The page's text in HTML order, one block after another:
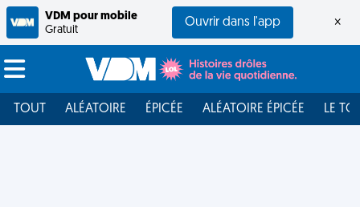
VDM pour mobile
Gratuit
Ouvrir dans l'app ×
TOUT ALÉATOIRE ÉPICÉE ALÉATOIRE ÉPICÉE LE